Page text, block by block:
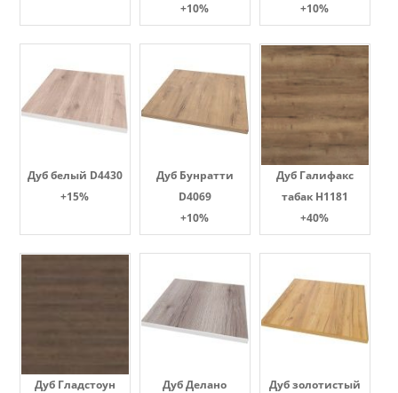
+10%
+10%
Дуб белый D4430
+15%
Дуб Бунратти
D4069
+10%
Дуб Галифакс
табак Н1181
+40%
Дуб Гладстоун
Дуб Делано
Дуб золотистый